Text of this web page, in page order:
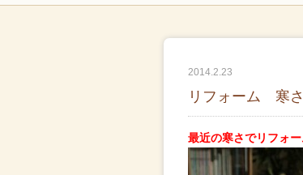
2014.2.23
リフォーム 寒
最近の寒さでリフォ